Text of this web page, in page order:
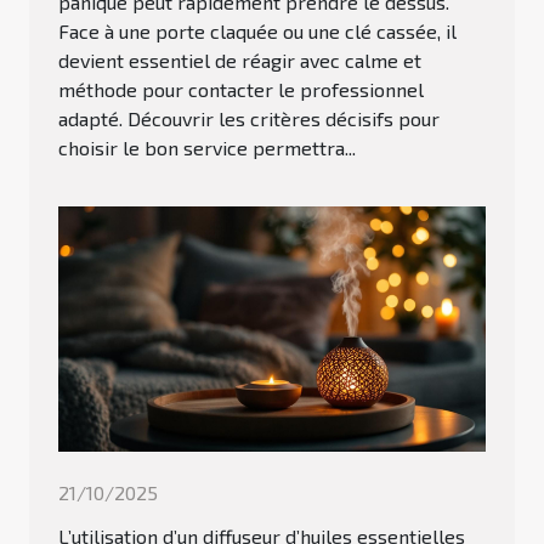
Face à une porte claquée ou une clé cassée, il
devient essentiel de réagir avec calme et
méthode pour contacter le professionnel
adapté. Découvrir les critères décisifs pour
choisir le bon service permettra...
21/10/2025
L’utilisation d’un diffuseur d’huiles essentielles